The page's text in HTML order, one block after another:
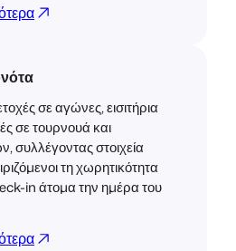
σε αγώνες, εισιτήρια
σε τουρνουά και
συλλέγοντας στοιχεία
τη χωρητικότητα
in άτομα την ημέρα του